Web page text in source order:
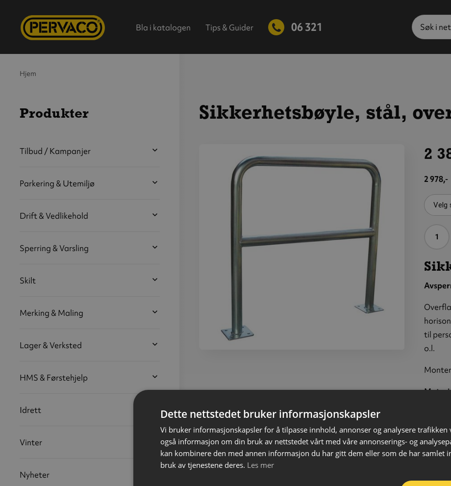
Bla i katalogen Tips & Guider 06 321
Søk
Sikkerhetsbøyle, stål,
større
bilde
2
2 978,-
til
o.l.
Ø60
Ø60
Hjem
Produkter
Hjem
Tilbud / Kampanjer
Parkering & Utemiljø
Drift & Vedlikehold
Sperring & Varsling
Skilt
Merking & Maling
Lager & Verksted
HMS & Førstehjelp
Idrett
Vinter
Nyheter
Dette nettstedet bruker informasjonskapsler
Vi bruker informasjonskapsler for å tilpasse innhold, annonser og analysere trafikken
også informasjon om din bruk av nettstedet vårt med våre annonserings- og
kan kombinere den med annen informasjon du har gitt dem eller som de har samlet
bruk av tjenestene deres. Les mer